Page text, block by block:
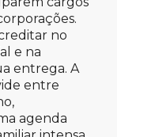
no
e na
entrega. A
entre
agenda